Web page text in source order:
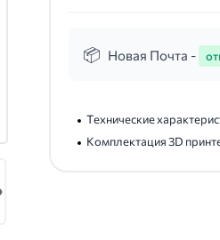
Новая Почта -
Технические
Комплектация 3D